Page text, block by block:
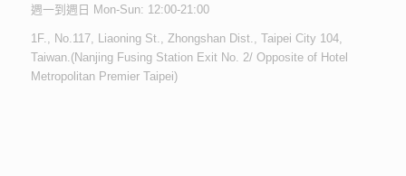
週一到週日 Mon-Sun: 12:00-21:00
1F., No.117, Liaoning St., Zhongshan Dist., Taipei City 104,
Taiwan.(Nanjing Fusing Station Exit No. 2/ Opposite of Hotel
Metropolitan Premier Taipei)